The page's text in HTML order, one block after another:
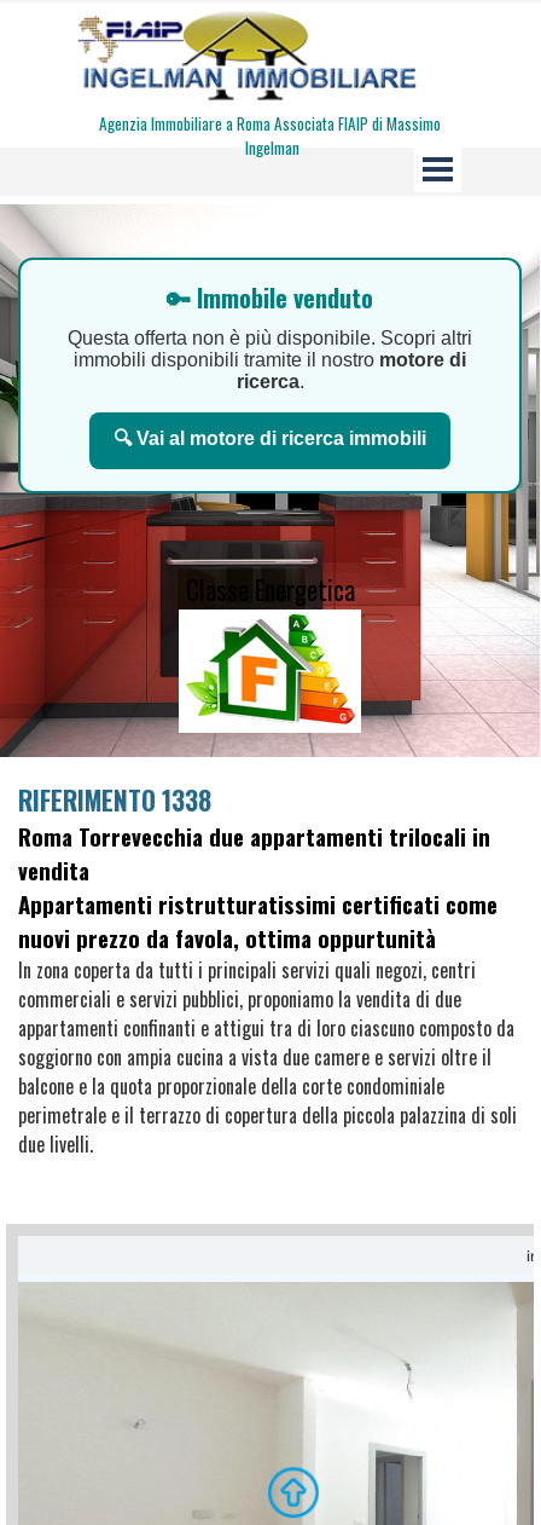
Salta menù
Agenzia Immobiliare a Roma Associata FIAIP di Massimo
Ingelman
🔑 Immobile venduto
Questa offerta non è più disponibile. Scopri altri
immobili disponibili tramite il nostro motore di
ricerca.
🔍 Vai al motore di ricerca immobili
Classe Energetica
RIFERIMENTO 1338
Roma Torrevecchia due appartamenti trilocali in
vendita
Appartamenti ristrutturatissimi certificati come
nuovi prezzo da favola, ottima oppurtunità
In zona coperta da tutti i principali servizi quali negozi, centri
commerciali e servizi pubblici, proponiamo la vendita di due
appartamenti confinanti e attigui tra di loro ciascuno composto da
soggiorno con ampia cucina a vista due camere e servizi oltre il
balcone e la quota proporzionale della corte condominiale
perimetrale e il terrazzo di copertura della piccola palazzina di soli
due livelli.